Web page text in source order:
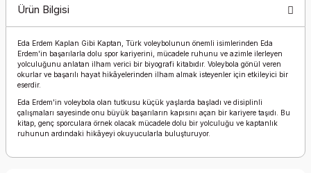
Ürün Bilgisi
Eda Erdem Kaplan Gibi Kaptan, Türk voleybolunun önemli isimlerinden Eda
Erdem'in başarılarla dolu spor kariyerini, mücadele ruhunu ve azimle ilerleyen
yolculuğunu anlatan ilham verici bir biyografi kitabıdır. Voleybola gönül veren
okurlar ve başarılı hayat hikâyelerinden ilham almak isteyenler için etkileyici bir
eserdir.
Eda Erdem'in voleybola olan tutkusu küçük yaşlarda başladı ve disiplinli
çalışmaları sayesinde onu büyük başarıların kapısını açan bir kariyere taşıdı. Bu
kitap, genç sporculara örnek olacak mücadele dolu bir yolculuğu ve kaptanlık
ruhunun ardındaki hikâyeyi okuyucularla buluşturuyor.